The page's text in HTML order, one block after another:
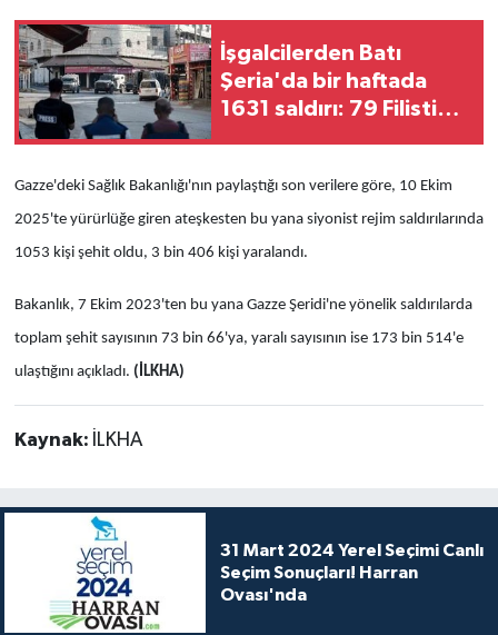
İşgalcilerden Batı
Şeria'da bir haftada
1631 saldırı: 79 Filistinli
Gazze'deki Sağlık Bakanlığı'nın paylaştığı son verilere göre, 10 Ekim
2025'te yürürlüğe giren ateşkesten bu yana siyonist rejim saldırılarında
1053 kişi şehit oldu, 3 bin 406 kişi yaralandı.
Bakanlık, 7 Ekim 2023'ten bu yana Gazze Şeridi'ne yönelik saldırılarda
toplam şehit sayısının 73 bin 66'ya, yaralı sayısının ise 173 bin 514'e
ulaştığını açıkladı. (İLKHA)
Kaynak: İLKHA
31 Mart 2024 Yerel Seçimi Canlı
Seçim Sonuçları! Harran
Ovası'nda